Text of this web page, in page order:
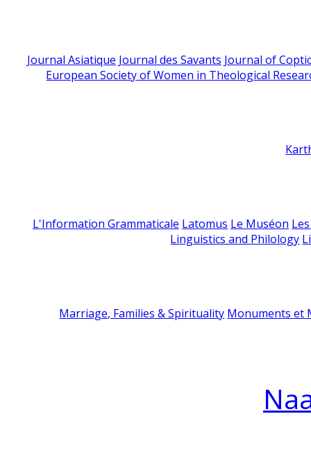
Journal Asiatique Journal des Savants Journal of
European Society of Women in Theological
L'Information Grammaticale Latomus Le Muséon
Linguistics and Philology
Marriage, Families & Spirituality Monuments et